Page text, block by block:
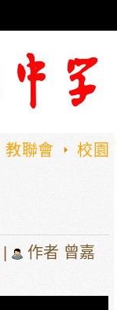
教聯會
校園
|
作者 曾嘉